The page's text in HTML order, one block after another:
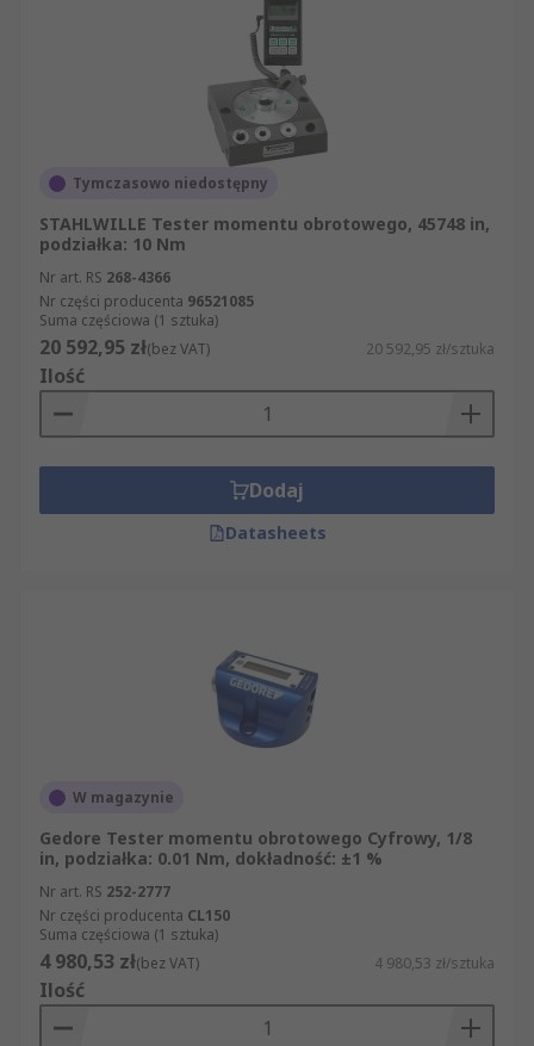
Tymczasowo niedostępny
STAHLWILLE Tester momentu obrotowego, 45748 in,
podziałka: 10 Nm
Nr art. RS 268-4366
Nr części producenta 96521085
Suma częściowa (1 sztuka)
20 592,95 zł(bez VAT) 20 592,95 zł/sztuka
Ilość
Dodaj
Datasheets
W magazynie
Gedore Tester momentu obrotowego Cyfrowy, 1/8
in, podziałka: 0.01 Nm, dokładność: ±1 %
Nr art. RS 252-2777
Nr części producenta CL150
Suma częściowa (1 sztuka)
4 980,53 zł(bez VAT) 4 980,53 zł/sztuka
Ilość